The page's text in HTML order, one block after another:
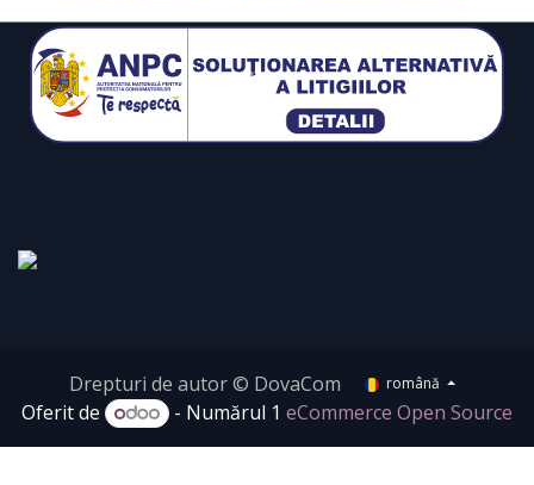
Drepturi de autor © DovaCom română
Oferit de - Numărul 1eCommerce Open Source